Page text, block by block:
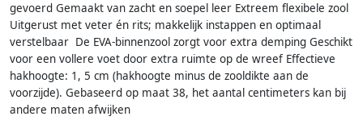
gevoerd Gemaakt van zacht en soepel leer Extreem flexibele zool
Uitgerust met veter én rits; makkelijk instappen en optimaal
verstelbaar De EVA-binnenzool zorgt voor extra demping Geschikt
voor een vollere voet door extra ruimte op de wreef Effectieve
hakhoogte: 1, 5 cm (hakhoogte minus de zooldikte aan de
voorzijde). Gebaseerd op maat 38, het aantal centimeters kan bij
andere maten afwijken